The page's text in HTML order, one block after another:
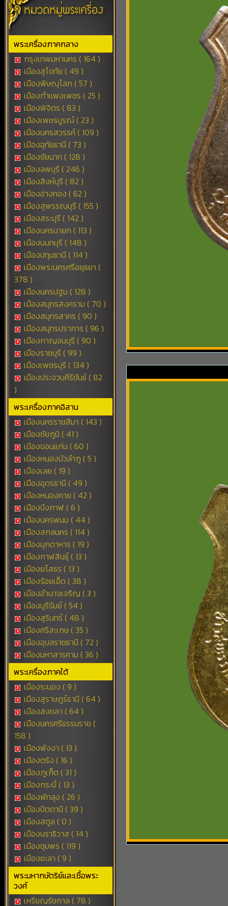
พระเครื่องภาคกลาง
กรุงเทพมหานคร ( 164 )
เมืองสุโขทัย ( 49 )
เมืองพิษณุโลก ( 57 )
เมืองกำแพงเพชร ( 25 )
เมืองพิจิตร ( 83 )
เมืองเพชรบูรณ์ ( 23 )
เมืองนครสวรรค์ ( 109 )
เมืองอุทัยธานี ( 73 )
เมืองชัยนาท ( 128 )
เมืองลพบุรี ( 246 )
เมืองสิงห์บุรี ( 82 )
เมืองอ่างทอง ( 62 )
เมืองสุพรรณบุรี ( 155 )
เมืองสระบุรี ( 142 )
เมืองนครนายก ( 113 )
เมืองนนทบุรี ( 148 )
เมืองปทุมธานี ( 114 )
เมืองพระนครศรีอยุธยา (
378 )
เมืองนครปฐม ( 128 )
เมืองสมุทรสงคราม ( 70 )
เมืองสมุทรสาคร ( 90 )
เมืองสมุทรปราการ ( 96 )
เมืองกาญจนบุรี ( 90 )
เมืองราชบุรี ( 99 )
เมืองเพชรบุรี ( 134 )
เมืองประจวบคีรีขันธ์ ( 82
)
พระเครื่องภาคอิสาน
เมืองนครราชสีมา ( 143 )
เมืองชัยภูมิ ( 41 )
เมืองขอนแก่น ( 60 )
เมืองหนองบัวลำภู ( 5 )
เมืองเลย ( 19 )
เมืองอุดรธานี ( 49 )
เมืองหนองคาย ( 42 )
เมืองบึงกาฬ ( 6 )
เมืองนครพนม ( 44 )
เมืองสกลนคร ( 114 )
เมืองมุกดาหาร ( 19 )
เมืองกาฬสินธุ์ ( 13 )
เมืองยโสธร ( 13 )
เมืองร้อยเอ็ด ( 38 )
เมืองอำนาจเจริญ ( 3 )
เมืองบุรีรัมย์ ( 54 )
เมืองสุรินทร์ ( 48 )
เมืองศรีสะเกษ ( 35 )
เมืองอุบลราชธานี ( 72 )
เมืองมหาสารคาม ( 36 )
พระเครื่องภาคใต้
เมืองระนอง ( 9 )
เมืองสุราษฎร์ธานี ( 64 )
เมืองสงขลา ( 64 )
เมืองนครศรีธรรมราช (
158 )
เมืองพังงา ( 13 )
เมืองตรัง ( 16 )
เมืองภูเก็ต ( 31 )
เมืองกระบี่ ( 13 )
เมืองพัทลุง ( 26 )
เมืองปัตตานี ( 39 )
เมืองสตูล ( 0 )
เมืองนราธิวาส ( 14 )
เมืองชุมพร ( 119 )
เมืองยะลา ( 9 )
พระมหากษัตริย์และเชื้อพระ
วงศ์
เหรียญรัชกาล ( 78 )